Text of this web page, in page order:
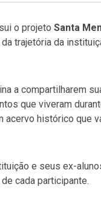
o projeto Santa
trajetória da
a compartilharem
que viveram
acervo histórico que
e seus ex-
cada participante.